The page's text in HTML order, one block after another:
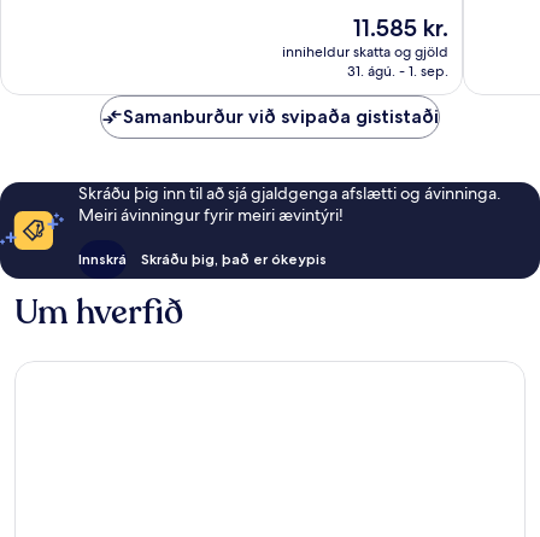
Verðið
er
11.585 kr.
11.585 kr.
inniheldur skatta og gjöld
31. ágú. - 1. sep.
Samanburður við svipaða gististaði
Skráðu þig inn til að sjá gjaldgenga afslætti og ávinninga.
Meiri ávinningur fyrir meiri ævintýri!
Innskrá Skráðu þig, það er ókeypis
Um hverfið